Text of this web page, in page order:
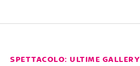
SPETTACOLO: ULTIME GALLERY